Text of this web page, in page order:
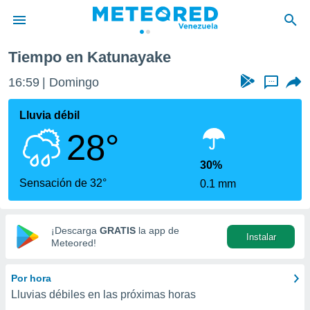
de
ha
para
que se
calidad.
a este
las
y
digital
basada
Tiempo en Katunayake
16:59 Domingo ...
Lluvia débil
28°
Sensación de 32°
30%
0.1 mm
¡Descarga GRATIS la app de
Meteored!
Instalar
Por hora
Lluvias débiles en las próximas horas